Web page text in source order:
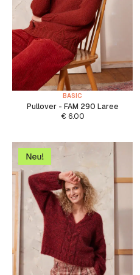
BASIC
Pullover - FAM 290 Laree
€6.00